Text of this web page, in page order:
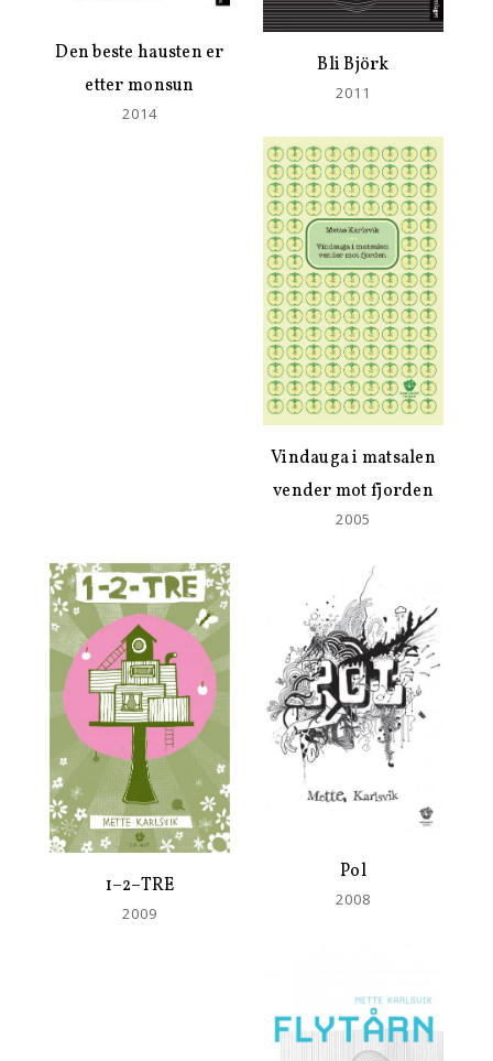
Den beste hausten er
etter monsun
2014
Bli Björk
2011
Vindauga i matsalen
vender mot fjorden
2005
1–2–TRE
2009
Pol
2008